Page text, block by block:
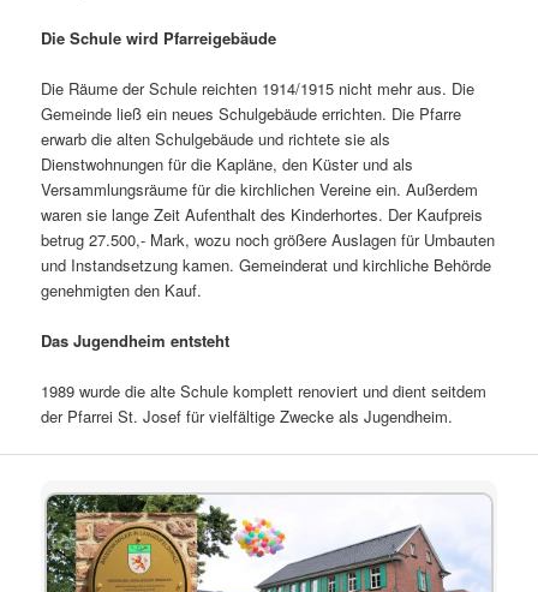
Die Schule wird Pfarreigebäude
Die Räume der Schule reichten 1914/1915 nicht mehr aus. Die
Gemeinde ließ ein neues Schulgebäude errichten. Die Pfarre
erwarb die alten Schulgebäude und richtete sie als
Dienstwohnungen für die Kapläne, den Küster und als
Versammlungsräume für die kirchlichen Vereine ein. Außerdem
waren sie lange Zeit Aufenthalt des Kinderhortes. Der Kaufpreis
betrug 27.500,- Mark, wozu noch größere Auslagen für Umbauten
und Instandsetzung kamen. Gemeinderat und kirchliche Behörde
genehmigten den Kauf.
Das Jugendheim entsteht
1989 wurde die alte Schule komplett renoviert und dient seitdem
der Pfarrei St. Josef für vielfältige Zwecke als Jugendheim.